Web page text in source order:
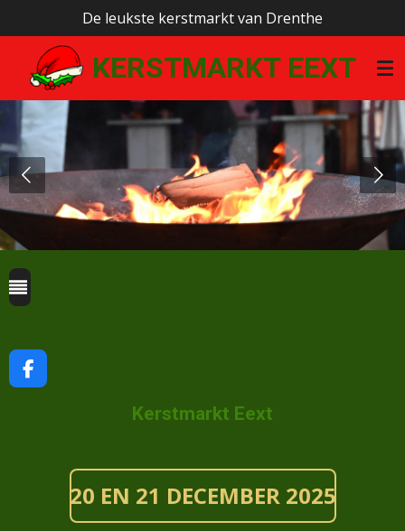
direct
naar
hoofdinhoud
KERSTMARKT EEXT
De leukste kerstmarkt van Drenthe
F
A
Kerstmarkt Eext
20 EN 21 DECEMBER 2025